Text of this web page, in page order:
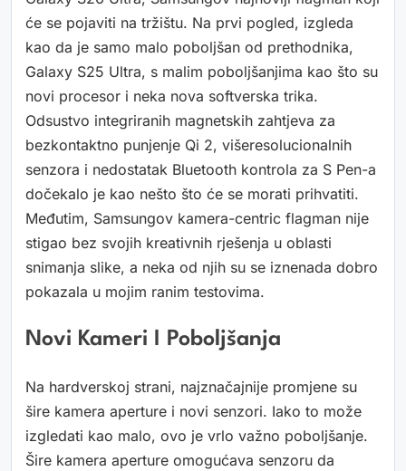
će se pojaviti na tržištu. Na prvi pogled, izgleda
kao da je samo malo poboljšan od prethodnika,
Galaxy S25 Ultra, s malim poboljšanjima kao što su
novi procesor i neka nova softverska trika.
Odsustvo integriranih magnetskih zahtjeva za
bezkontaktno punjenje Qi 2, višeresolucionalnih
senzora i nedostatak Bluetooth kontrola za S Pen-a
dočekalo je kao nešto što će se morati prihvatiti.
Međutim, Samsungov kamera-centric flagman nije
stigao bez svojih kreativnih rješenja u oblasti
snimanja slike, a neka od njih su se iznenada dobro
pokazala u mojim ranim testovima.
Novi Kameri I Poboljšanja
Na hardverskoj strani, najznačajnije promjene su
šire kamera aperture i novi senzori. Iako to može
izgledati kao malo, ovo je vrlo važno poboljšanje.
Šire kamera aperture omogućava senzoru da